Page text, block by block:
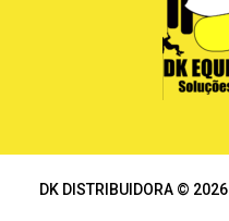
DK DISTRIBUIDORA ©